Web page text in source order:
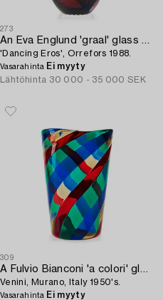
273
An Eva Englund 'graal' glass vase,
'Dancing Eros', Orrefors 1988.
Vasarahinta Ei myyty
Lähtöhinta 30 000 - 35 000 SEK
309
A Fulvio Bianconi 'a colori' glass vase,
Venini, Murano, Italy 1950's.
Vasarahinta Ei myyty